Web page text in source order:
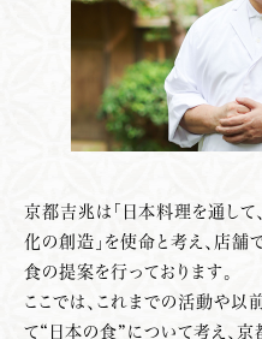
京都吉兆は「日本料理を通して
化の創造」を使命と考え、店舗
食の提案を行っております。
ここでは、これまでの活動や以
て“日本の食”について考え、